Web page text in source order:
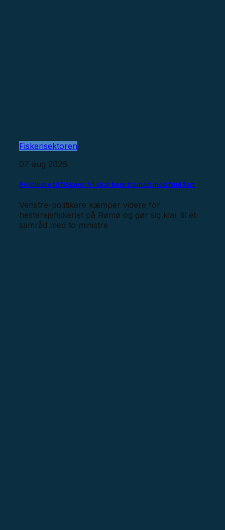
Fiskerisektoren
07 aug 2026
Politikere til fiskere: Vi skal bare fremad med fuld fart
Venstre-politikere kæmper videre for
hesterejefiskeriet på Rømø og gør sig klar til et
samråd med to ministre